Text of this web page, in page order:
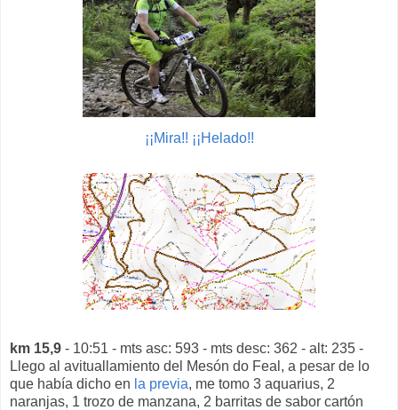
¡¡Mira!! ¡¡Helado!!
km 15,9 - 10:51 - mts asc: 593 - mts desc: 362 - alt: 235 -
Llego al avituallamiento del Mesón do Feal, a pesar de lo
que había dicho en la previa, me tomo 3 aquarius, 2
naranjas, 1 trozo de manzana, 2 barritas de sabor cartón